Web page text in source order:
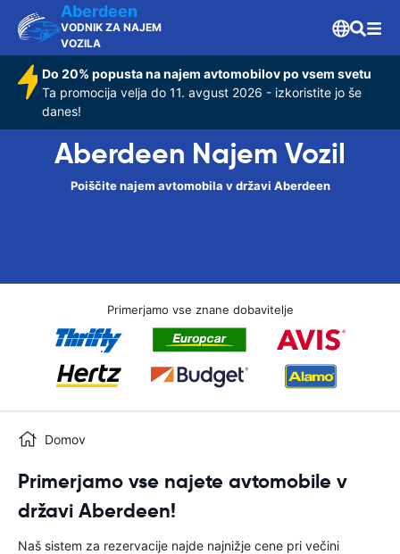
Aberdeen
VODNIK ZA NAJEM
VOZILA
Do 20% popusta na najem avtomobilov po vsem svetu
Ta promocija velja do 11. avgust 2026 - izkoristite jo še
danes!
Aberdeen Najem Vozil
Poiščite najem avtomobila v državi Aberdeen
Primerjamo vse znane dobavitelje
Domov
Primerjamo vse najete avtomobile v
državi Aberdeen!
Naš sistem za rezervacije najde najnižje cene pri večini